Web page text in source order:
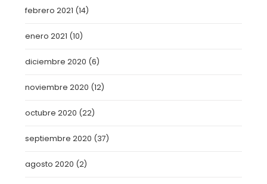
febrero 2021 (14)
enero 2021 (10)
diciembre 2020 (6)
noviembre 2020 (12)
octubre 2020 (22)
septiembre 2020 (37)
agosto 2020 (2)